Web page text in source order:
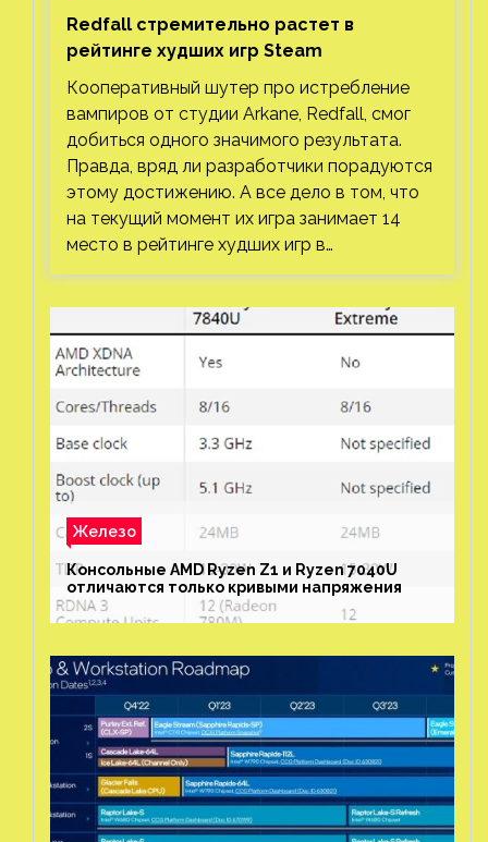
Redfall стремительно растет в
рейтинге худших игр Steam
Кооперативный шутер про истребление
вампиров от студии Arkane, Redfall, смог
добиться одного значимого результата.
Правда, вряд ли разработчики порадуются
этому достижению. А все дело в том, что
на текущий момент их игра занимает 14
место в рейтинге худших игр в…
Железо
Консольные AMD Ryzen Z1 и Ryzen 7040U
отличаются только кривыми напряжения